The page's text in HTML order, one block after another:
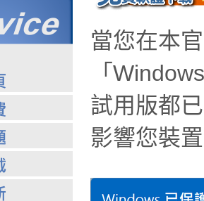
當您在本
「
試用版都
影響您裝